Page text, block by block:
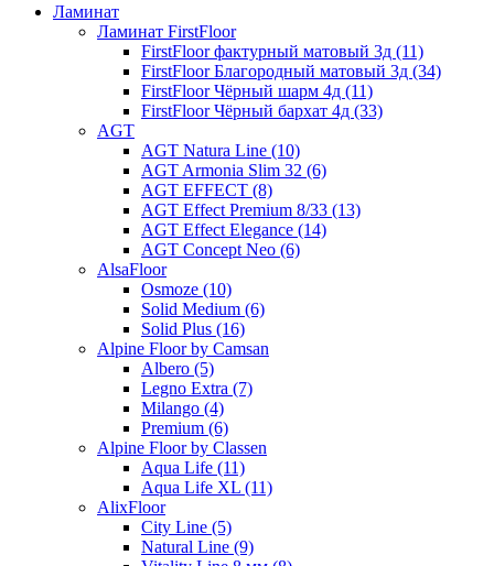
Ламинат
Ламинат FirstFloor
FirstFloor фактурный матовый 3д (11)
FirstFloor Благородный матовый 3д (34)
FirstFloor Чёрный шарм 4д (11)
FirstFloor Чёрный бархат 4д (33)
AGT
AGT Natura Line (10)
AGT Armonia Slim 32 (6)
AGT EFFECT (8)
AGT Effect Premium 8/33 (13)
AGT Effect Elegance (14)
AGT Concept Neo (6)
AlsaFloor
Osmoze (10)
Solid Medium (6)
Solid Plus (16)
Alpine Floor by Camsan
Albero (5)
Legno Extra (7)
Milango (4)
Premium (6)
Alpine Floor by Classen
Aqua Life (11)
Aqua Life XL (11)
AlixFloor
City Line (5)
Natural Line (9)